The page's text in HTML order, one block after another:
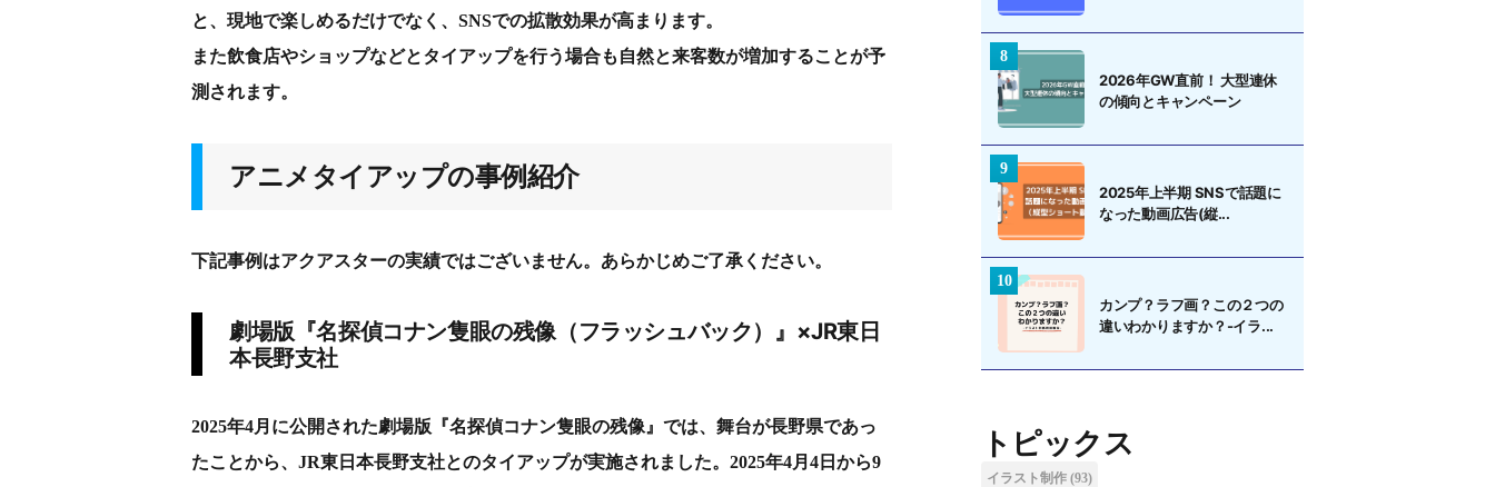
と、現地で楽しめるだけでなく、SNSでの拡散効果が高まります。
また飲食店やショップなどとタイアップを行う場合も自然と来客数が増加することが予
測されます。
アニメタイアップの事例紹介
下記事例はアクアスターの実績ではございません。あらかじめご了承ください。
劇場版『名探偵コナン隻眼の残像（フラッシュバック）』×JR東日
本長野支社
2025年4月に公開された劇場版『名探偵コナン隻眼の残像』では、舞台が長野県であっ
たことから、JR東日本長野支社とのタイアップが実施されました。2025年4月4日から9
2026年GW直前！ 大型連休
の傾向とキャンペーン
2025年上半期 SNSで話題に
なった動画広告(縦...
カンプ？ラフ画？この２つの
違いわかりますか？-イラ...
トピックス
イラスト制作 (93)